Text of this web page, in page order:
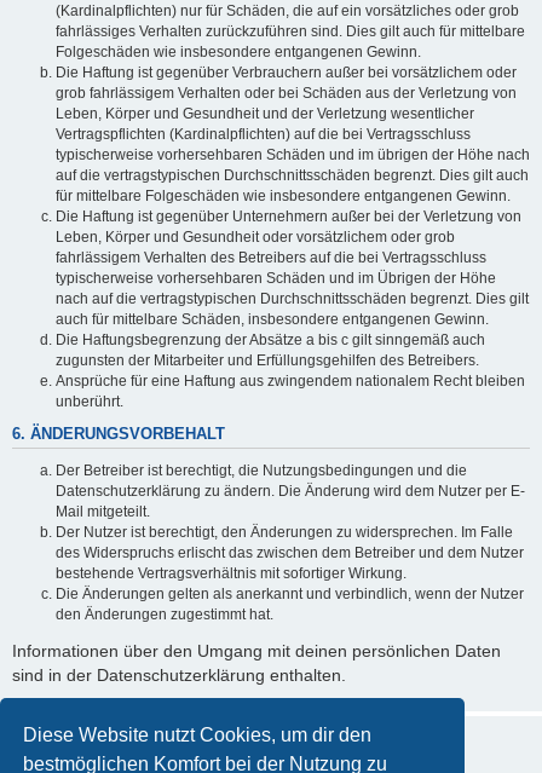
Diese Website nutzt Cookies, um dir den
bestmöglichen Komfort bei der Nutzung zu
(Kardinalpflichten) nur für Schäden, die auf ein vorsätzliches oder grob
fahrlässiges Verhalten zurückzuführen sind. Dies gilt auch für mittelbare
Folgeschäden wie insbesondere entgangenen Gewinn.
Die Haftung ist gegenüber Verbrauchern außer bei vorsätzlichem oder
grob fahrlässigem Verhalten oder bei Schäden aus der Verletzung von
Leben, Körper und Gesundheit und der Verletzung wesentlicher
Vertragspflichten (Kardinalpflichten) auf die bei Vertragsschluss
typischerweise vorhersehbaren Schäden und im übrigen der Höhe nach
auf die vertragstypischen Durchschnittsschäden begrenzt. Dies gilt auch
für mittelbare Folgeschäden wie insbesondere entgangenen Gewinn.
Die Haftung ist gegenüber Unternehmern außer bei der Verletzung von
Leben, Körper und Gesundheit oder vorsätzlichem oder grob
fahrlässigem Verhalten des Betreibers auf die bei Vertragsschluss
typischerweise vorhersehbaren Schäden und im Übrigen der Höhe
nach auf die vertragstypischen Durchschnittsschäden begrenzt. Dies gilt
auch für mittelbare Schäden, insbesondere entgangenen Gewinn.
Die Haftungsbegrenzung der Absätze a bis c gilt sinngemäß auch
zugunsten der Mitarbeiter und Erfüllungsgehilfen des Betreibers.
Ansprüche für eine Haftung aus zwingendem nationalem Recht bleiben
unberührt.
6. ÄNDERUNGSVORBEHALT
Der Betreiber ist berechtigt, die Nutzungsbedingungen und die
Datenschutzerklärung zu ändern. Die Änderung wird dem Nutzer per E-
Mail mitgeteilt.
Der Nutzer ist berechtigt, den Änderungen zu widersprechen. Im Falle
des Widerspruchs erlischt das zwischen dem Betreiber und dem Nutzer
bestehende Vertragsverhältnis mit sofortiger Wirkung.
Die Änderungen gelten als anerkannt und verbindlich, wenn der Nutzer
den Änderungen zugestimmt hat.
Informationen über den Umgang mit deinen persönlichen Daten
sind in der Datenschutzerklärung enthalten.